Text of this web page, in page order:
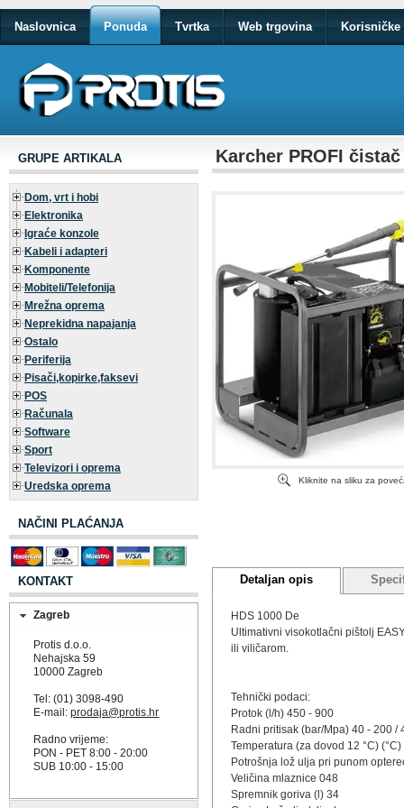
Naslovnica Ponuda Tvrtka Web trgovina Korisničke
GRUPE ARTIKALA
Dom, vrt i hobi
Elektronika
Igraće konzole
Kabeli i adapteri
Komponente
Mobiteli/Telefonija
Mrežna oprema
Neprekidna napajanja
Ostalo
Periferija
Pisači,kopirke,faksevi
POS
Računala
Software
Sport
Televizori i oprema
Uredska oprema
NAČINI PLAĆANJA
KONTAKT
Zagreb
Protis d.o.o.
Nehajska 59
10000 Zagreb
Tel: (01) 3098-490
E-mail:prodaja@protis.hr
Radno vrijeme:
PON - PET 8:00 - 20:00
SUB 10:00 - 15:00
Karcher PROFI čistač
Kliknite na sliku za
Detaljan opis
HDS 1000 De
Ultimativni visokotlačni pištolj
ili viličarom.
Tehnički podaci:
Protok (l/h) 450 - 900
Radni pritisak (bar/Mpa) 40 - 200 /
Temperatura (za dovod 12 °C)
Potrošnja lož ulja pri punom
Veličina mlaznice 048
Spremnik goriva (l) 34